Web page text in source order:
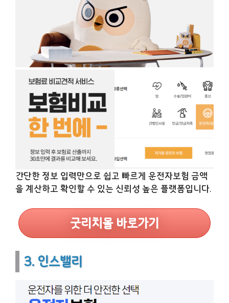
간단한 정보 입력만으로 쉽고 빠르게 운전자보험 금액
을 계산하고 확인할 수 있는 신뢰성 높은 플랫폼입니다.
굿리치몰 바로가기
3. 인스밸리